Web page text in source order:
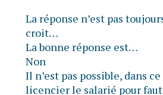
La réponse n’est pas
croit…
La bonne réponse est…
Non
Il n’est pas possible, dans
licencier le salarié pour